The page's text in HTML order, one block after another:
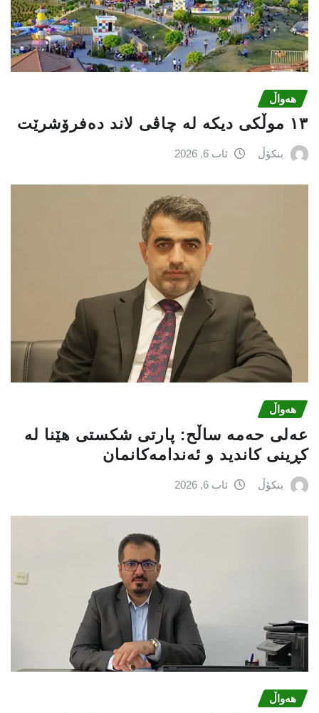
هەواڵ
١٣ موڵکی دیکە لە چاڤی لاند دەفرۆشرێت
بنکۆڵ ئاب 6, 2026
هەواڵ
عه‌لی‌ حه‌مه‌ ساڵح: پارتی‌ شكستی‌ هێنا له‌
كڕینی‌ كاندید و ئه‌ندامه‌كانمان
بنکۆڵ ئاب 6, 2026
هەواڵ